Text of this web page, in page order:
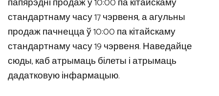
стандартнаму часу 17 чэрвеня, а агульны
продаж пачнецца ў 10:00 па кітайскаму
стандартнаму часу 19 чэрвеня. Наведайце
сюды, каб атрымаць білеты і атрымаць
дадатковую інфармацыю.